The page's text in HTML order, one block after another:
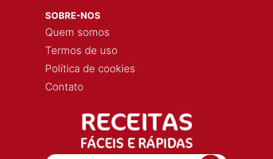
SOBRE-NOS
Quem somos
Termos de uso
Política de cookies
Contato